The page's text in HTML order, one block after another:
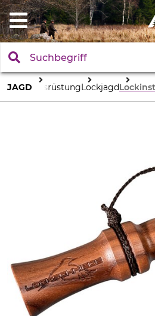
JAGD AusrüstungLockjagd